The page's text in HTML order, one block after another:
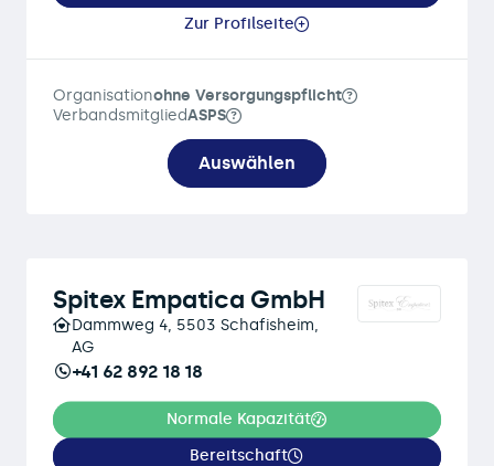
Zur Profilseite
Organisationohne Versorgungspflicht
VerbandsmitgliedASPS
Auswählen
Spitex Empatica GmbH
Dammweg 4, 5503 Schafisheim,
AG
+41 62 892 18 18
Normale Kapazität
Bereitschaft